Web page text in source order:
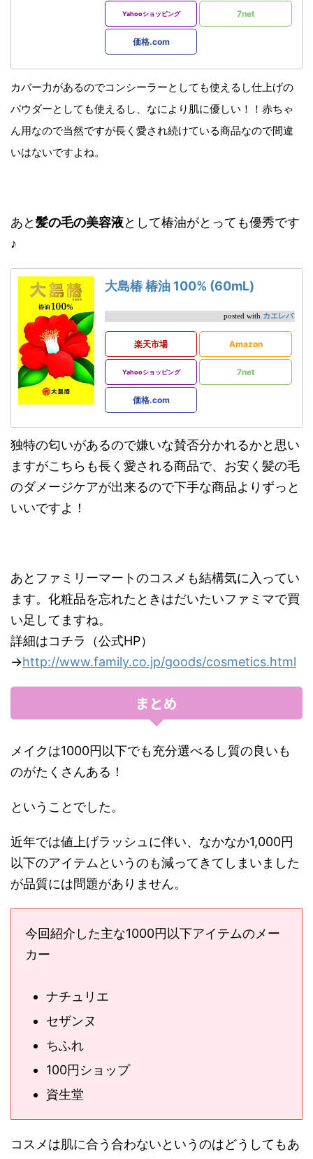
Yahooショッピング 7net
価格.com
カバー力があるのでコンシーラーとしても使えるし仕上げの
パウダーとしても使えるし、なにより肌に優しい！！赤ちゃ
ん用なので当然ですが長く愛され続けている商品なので間違
いはないですよね。
あと髪の毛の美容液として椿油がとっても優秀です
♪
大島椿 椿油 100% (60mL)
posted with カエレバ
楽天市場 Amazon
Yahooショッピング 7net
価格.com
独特の匂いがあるので嫌いな賛否分かれるかと思い
ますがこちらも長く愛される商品で、お安く髪の毛
のダメージケアが出来るので下手な商品よりずっと
いいですよ！
あとファミリーマートのコスメも結構気に入ってい
ます。化粧品を忘れたときはだいたいファミマで買
い足してますね。
詳細はコチラ（公式HP）
→http://www.family.co.jp/goods/cosmetics.html
まとめ
メイクは1000円以下でも充分選べるし質の良いも
のがたくさんある！
ということでした。
近年では値上げラッシュに伴い、なかなか1,000円
以下のアイテムというのも減ってきてしまいました
が品質には問題がありません。
今回紹介した主な1000円以下アイテムのメー
カー
ナチュリエ
セザンヌ
ちふれ
100円ショップ
資生堂
コスメは肌に合う合わないというのはどうしてもあ